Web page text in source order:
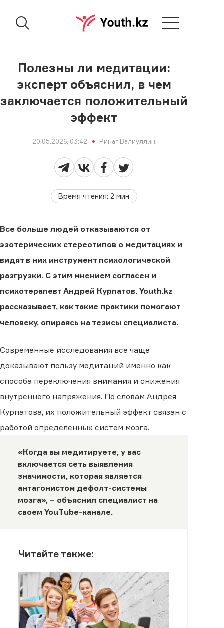
Полезны ли медитации:
эксперт объяснил, в чем
заключается положительный
эффект
20.05.2026, 03:42 Ринат Валиуллин
Время чтения:2 мин
Все больше людей отказываются от
эзотерических стереотипов о медитациях и
видят в них инструмент психологической
разгрузки. С этим мнением согласен и
психотерапевт Андрей Курпатов. Youth.kz
рассказывает, как такие практики помогают
человеку, опираясь на тезисы специалиста.
Современные исследования все чаще
доказывают пользу медитаций именно как
способа переключения внимания и снижения
внутреннего напряжения. По словам Андрея
Курпатова, их положительный эффект связан с
работой определенных систем мозга.
«Когда вы медитируете, у вас
включается сеть выявления
значимости, которая является
антагонистом дефолт-системы
мозга», – объяснил специалист на
своем YouTube-канале.
Читайте также: